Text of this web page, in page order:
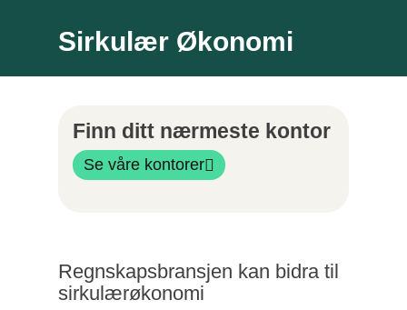
Sirkulær Økonomi
Finn ditt nærmeste kontor
Se våre kontorer
Regnskapsbransjen kan bidra til
sirkulærøkonomi